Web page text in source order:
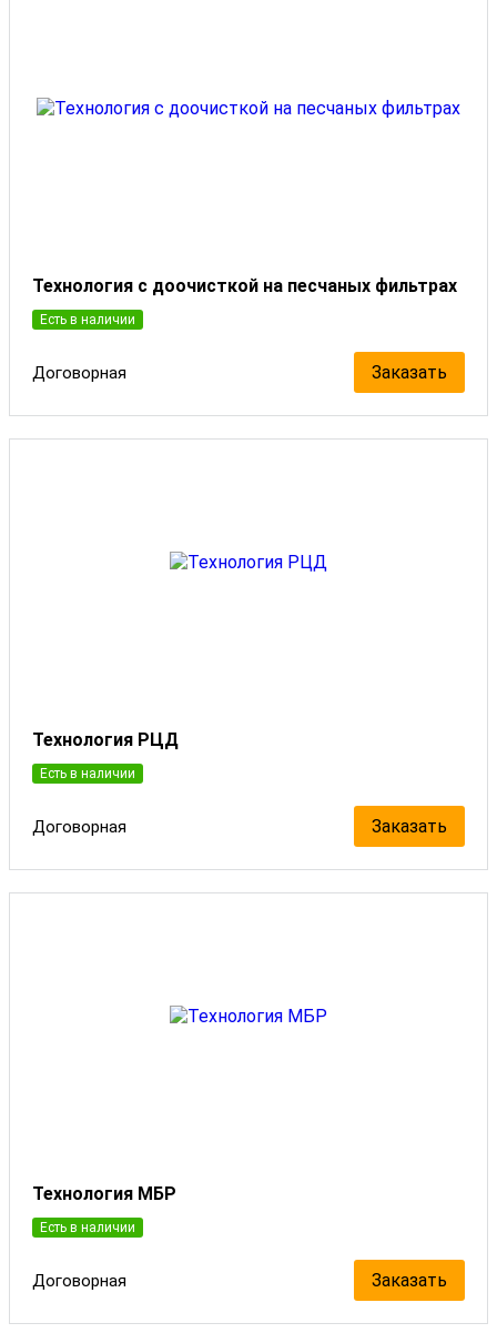
Технология с доочисткой на песчаных фильтрах
Есть в наличии
Договорная Заказать
Технология РЦД
Есть в наличии
Договорная Заказать
Технология МБР
Есть в наличии
Договорная Заказать